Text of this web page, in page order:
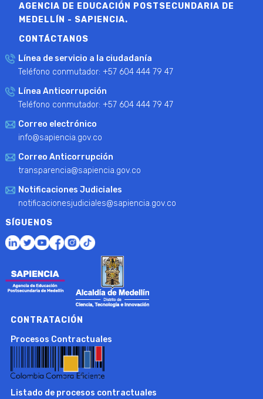
AGENCIA DE EDUCACIÓN POSTSECUNDARIA DE
MEDELLÍN - SAPIENCIA.
CONTÁCTANOS
Línea de servicio a la ciudadanía
Teléfono conmutador: +57 604 444 79 47
Línea Anticorrupción
Teléfono conmutador: +57 604 444 79 47
Correo electrónico
info@sapiencia.gov.co
Correo Anticorrupción
transparencia@sapiencia.gov.co
Notificaciones Judiciales
notificacionesjudiciales@sapiencia.gov.co
SÍGUENOS
CONTRATACIÓN
Procesos Contractuales
Listado de procesos contractuales